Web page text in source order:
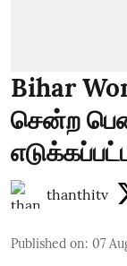
Bihar
சென்ற
thanthitv
Published on: 07